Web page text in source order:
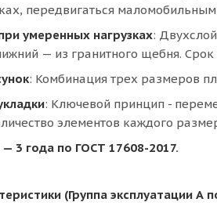
передвигаться
умеренных нагрузках:
— из гранитного щебня.
: Комбинация трех размеров
: Ключевой принцип -
элементов каждого
— 3 года по ГОСТ 17608-2017.
(Группа эксплуатации А